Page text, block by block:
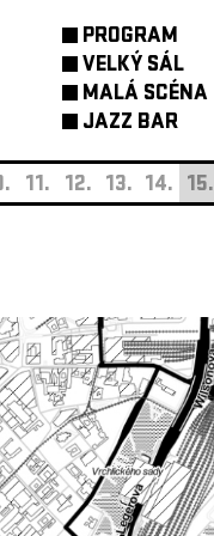
PROGRAM
VELKÝ SÁL
MALÁ SCÉNA
JAZZ BAR
11. 12. 13. 14. 15.